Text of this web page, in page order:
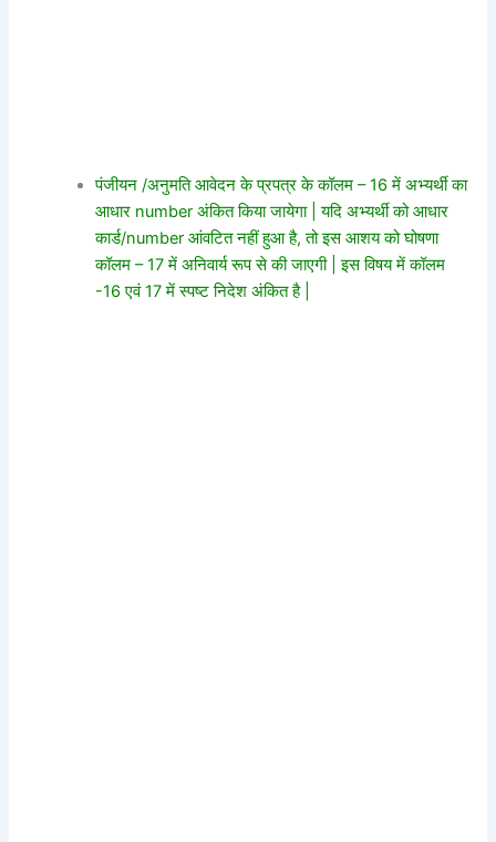
पंजीयन /अनुमति आवेदन के प्रपत्र के कॉलम – 16 में अभ्यर्थी का
आधार number अंकित किया जायेगा | यदि अभ्यर्थी को आधार
कार्ड/number आंवटित नहीं हुआ है, तो इस आशय को घोषणा
कॉलम – 17 में अनिवार्य रूप से की जाएगी | इस विषय में कॉलम
-16 एवं 17 में स्पष्ट निदेश अंकित है |